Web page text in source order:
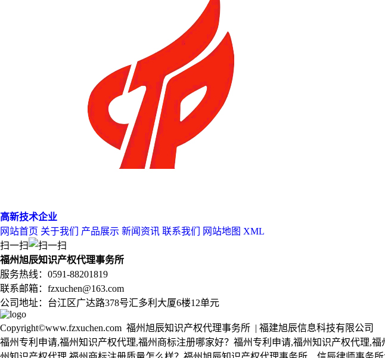
高新技术企业
网站首页 关于我们 产品展示 新闻资讯 联系我们 网站地图 XML
扫一扫
福州旭辰知识产权代理事务所
服务热线：0591-88201819
联系邮箱：fzxuchen@163.com
公司地址：台江区广达路378号汇多利大厦6楼12单元
Copyright©www.fzxuchen.com 福州旭辰知识产权代理事务所 | 福建旭辰信息科技有限公司
福州专利申请,福州知识产权代理,福州商标注册哪家好？福州专利申请,福州知识产权代理,